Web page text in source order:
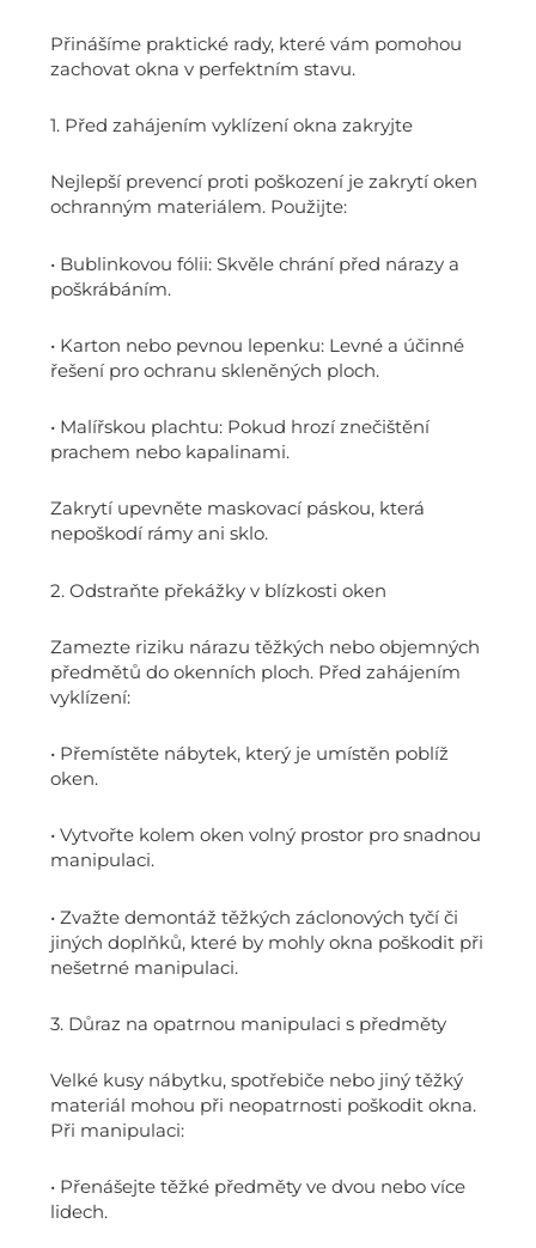
Přinášíme praktické rady, které vám pomohou
zachovat okna v perfektním stavu.
1. Před zahájením vyklízení okna zakryjte
Nejlepší prevencí proti poškození je zakrytí oken
ochranným materiálem. Použijte:
• Bublinkovou fólii: Skvěle chrání před nárazy a
poškrábáním.
• Karton nebo pevnou lepenku: Levné a účinné
řešení pro ochranu skleněných ploch.
• Malířskou plachtu: Pokud hrozí znečištění
prachem nebo kapalinami.
Zakrytí upevněte maskovací páskou, která
nepoškodí rámy ani sklo.
2. Odstraňte překážky v blízkosti oken
Zamezte riziku nárazu těžkých nebo objemných
předmětů do okenních ploch. Před zahájením
vyklízení:
• Přemístěte nábytek, který je umístěn poblíž
oken.
• Vytvořte kolem oken volný prostor pro snadnou
manipulaci.
• Zvažte demontáž těžkých záclonových tyčí či
jiných doplňků, které by mohly okna poškodit při
nešetrné manipulaci.
3. Důraz na opatrnou manipulaci s předměty
Velké kusy nábytku, spotřebiče nebo jiný těžký
materiál mohou při neopatrnosti poškodit okna.
Při manipulaci:
• Přenášejte těžké předměty ve dvou nebo více
lidech.